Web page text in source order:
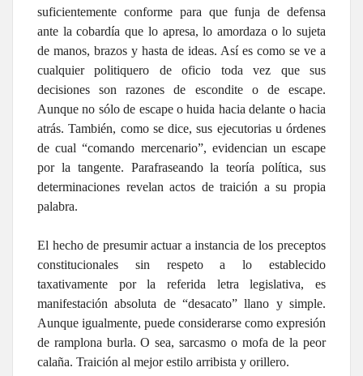
suficientemente conforme para que funja de defensa
ante la cobardía que lo apresa, lo amordaza o lo sujeta
de manos, brazos y hasta de ideas. Así es como se ve a
cualquier politiquero de oficio toda vez que sus
decisiones son razones de escondite o de escape.
Aunque no sólo de escape o huida hacia delante o hacia
atrás. También, como se dice, sus ejecutorias u órdenes
de cual “comando mercenario”, evidencian un escape
por la tangente. Parafraseando la teoría política, sus
determinaciones revelan actos de traición a su propia
palabra.
El hecho de presumir actuar a instancia de los preceptos
constitucionales sin respeto a lo establecido
taxativamente por la referida letra legislativa, es
manifestación absoluta de “desacato” llano y simple.
Aunque igualmente, puede considerarse como expresión
de ramplona burla. O sea, sarcasmo o mofa de la peor
calaña. Traición al mejor estilo arribista y orillero.